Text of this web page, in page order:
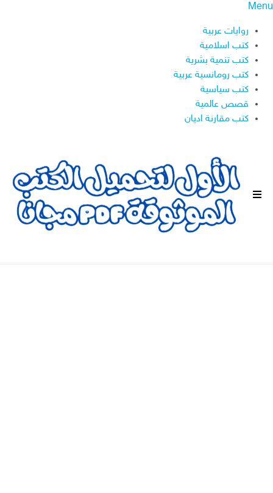
Menu
روايات عربية
كتب اسلامية
كتب تنمية بشرية
كتب رومانسية عربية
كتب سياسية
قصص عالمية
كتب مقارنة اديان
ا